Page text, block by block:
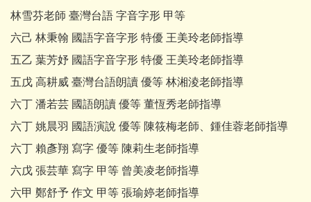
林雪芬老師 臺灣台語 字音字形 甲等
六己 林秉翰 國語字音字形 特優 王美玲老師指導
五乙 葉芳妤 國語字音字形 特優 王美玲老師指導
五戊 高耕威 臺灣台語朗讀 優等 林湘淩老師指導
六丁 潘若芸 國語朗讀 優等 董恆秀老師指導
六丁 姚晨羽 國語演說 優等 陳筱梅老師、鍾佳蓉老師指導
六丁 賴彥翔 寫字 優等 陳莉生老師指導
六戊 張芸華 寫字 甲等 曾美凌老師指導
六甲 鄭舒予 作文 甲等 張瑜婷老師指導